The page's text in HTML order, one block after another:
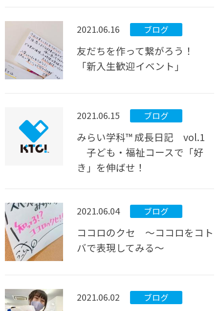
2021.06.16 ブログ
友だちを作って繋がろう！
「新入生歓迎イベント」
2021.06.15 ブログ
みらい学科™ 成長日記 vol.1
子ども・福祉コースで「好
き」を伸ばせ！
2021.06.04 ブログ
ココロのクセ ～ココロをコト
バで表現してみる～
2021.06.02 ブログ